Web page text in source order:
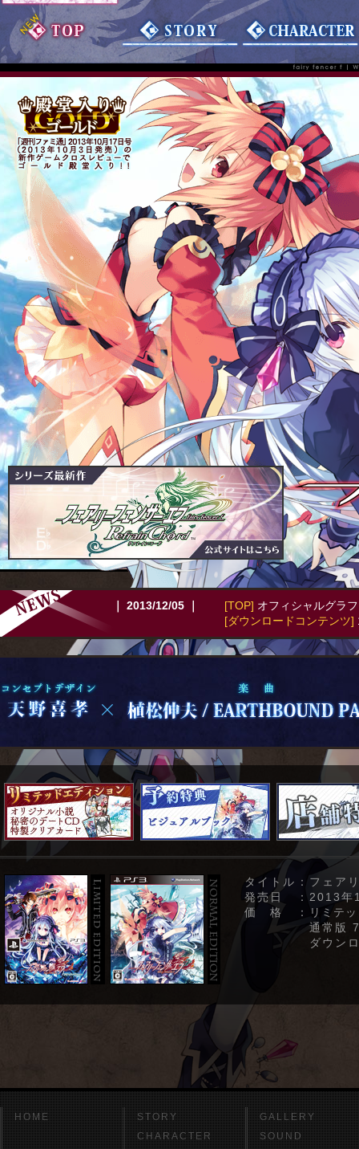
｜ 2013/12/05 ｜ [TOP] オフィシャルグラ
[ダウンロードコンテンツ]
タイトル ：フェア
発売日
：2013
価 格
：
リミテ
通常版
ダウン
HOME
STORY
CHARACTER
GALLERY
SOUND